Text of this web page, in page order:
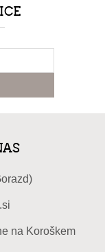
na Koroškem